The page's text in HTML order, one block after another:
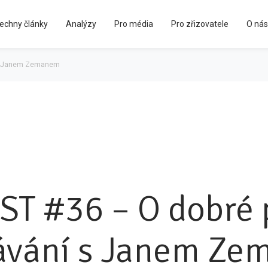
články Analýzy Pro média Pro zřizovatele O nás
Janem Zemanem
#36 – O dobré
s Janem